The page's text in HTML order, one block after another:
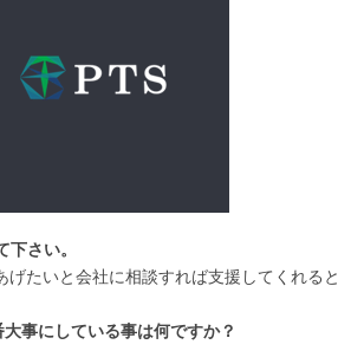
さい。
げたいと会社に相談すれば支援してくれると
事にしている事は何ですか？